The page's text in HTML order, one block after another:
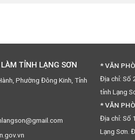
TỈNH LẠNG SƠN
Phường Đông Kinh, Tỉnh
* VĂN
Địa chỉ: Số
tỉnh Lạng
* VĂN
Địa chỉ: Số
Lạng Sơn.